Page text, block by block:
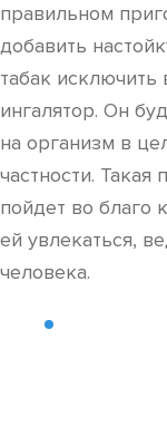
правильном
добавить
табак исключить
ингалятор. Он
на организм в
частности.
пойдет во благо
ей увлекаться,
человека.